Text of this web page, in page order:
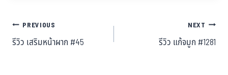
PREVIOUS
รีวิว เสริมหน้าผาก #45
NEXT
รีวิว แก้จมูก #1281